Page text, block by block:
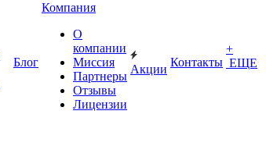
Блог
Компания
О
компании
Миссия
Партнеры
Отзывы
Лицензии
Акции
Контакты
+
ЕЩЕ